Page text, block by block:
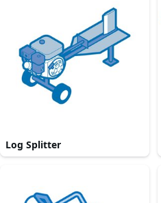
Log Splitter